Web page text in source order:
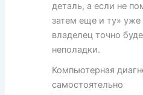
деталь, а если не
затем еще и ту» уже
владелец точно
неполадки.
Компьютерная
самостоятельно